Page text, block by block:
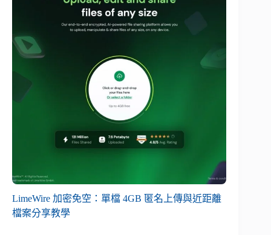
LimeWire 加密免空：單檔 4GB 匿名上傳與近距離
檔案分享教學